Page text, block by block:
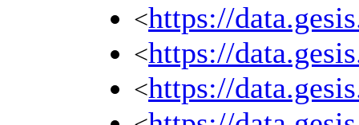
<https://
<https://
<https://